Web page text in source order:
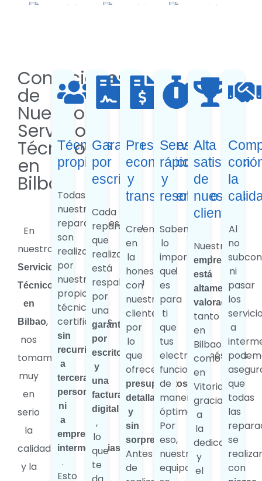
Condiciones
de
Nuestro
Servicio
Técnico
en
Bilbao
En
nuestro
Servicio
Técnico
en
Bilbao,
nos
tomamos
muy
en
serio
la
calidad
y la
Técnicos
propios
Todas
nuestras
reparaciones
son
realizadas
por
nuestros
propios
técnicos
certificados,
sin
recurrir
a
terceras
personas
ni
a
empresas
intermediarias
.
Esto
Garantía
por
escrito
Cada
reparación
que
realizamos
está
respaldada
por
una
garantía
por
escrito
y
una
factura
digital
,
lo
que
te
Presupuestos
económicos
y
transparentes
Creemos
en
la
honestidad
con
nuestros
clientes,
por
lo
que
ofrecemos
presupuestos
detallados
y
sin
sorpresas
Antes
de
Servicio
rápido
y
resolutivo
Sabemos
lo
importante
que
es
para
ti
que
tus
electrodomésticos
funcionen
de
manera
óptima.
Por
eso,
nuestro
equipo
Alta
de
nuestros
clientes
Nuestra
empresa
está
altamente
valorada
tanto
en
Bilbao
como
en
Vitoria,
gracias
a
la
dedicación
y
el
con
la
Al
no
ni
pasar
los
a
que
todas
las
se
con